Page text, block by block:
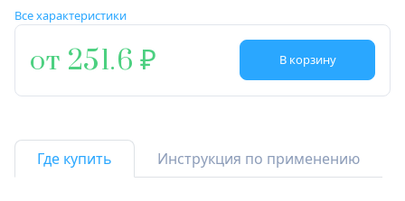
Все характеристики
от 251.6 В корзину
Где купить Инструкция по применению